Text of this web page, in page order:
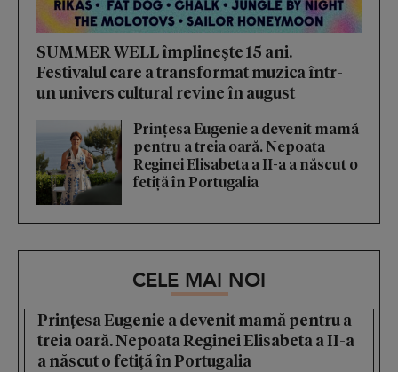
SUMMER WELL împlinește 15 ani.
Festivalul care a transformat muzica într-
un univers cultural revine în august
Prințesa Eugenie a devenit mamă
pentru a treia oară. Nepoata
Reginei Elisabeta a II-a a născut o
fetiță în Portugalia
CELE MAI NOI
Prințesa Eugenie a devenit mamă pentru a
treia oară. Nepoata Reginei Elisabeta a II-a
a născut o fetiță în Portugalia